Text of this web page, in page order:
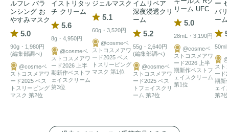
ルフレ バラ
ンシング お
やすみマスク
5.0
90g・1,980円
(編集部調べ)
@cosmeベ
ストコスメアワ
ード2025 ベス
トスリーピング
マスク 第2位
イストリタッ
チ クリーム
5.6
8g・4,950円
@cosmeベ
ストコスメアワ
ード2026 上半
期新作ベストフ
ェイスクリーム
第3位
ジェルマスク
5.1
60g・3,520円
@cosmeベ
ストコスメアワ
ード2025 ベス
トスリーピング
マスク 第1位
イムリペア
深夜浸透クリ
ーム
5.2
55g・2,640円
(編集部調べ)
@cosmeベ
ストコスメアワ
ード2025 ベス
トフェイスクリ
ーム 第2位
リーム UFC
5.0
28mL・3,190円
@cosmeベ
ストコスメアワ
ード2026 上半
期新作ベストフ
ェイスクリーム
第1位
ー
バ
ーム
50ml
スト
ード
期新
ェイ
第2位